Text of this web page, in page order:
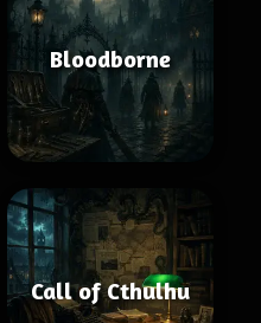
Bloodborne
Call of Cthulhu